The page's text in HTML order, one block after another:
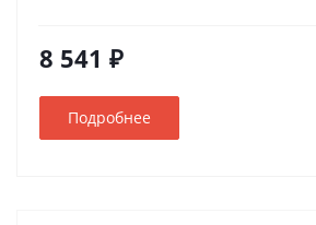
8 541 ₽
Подробнее